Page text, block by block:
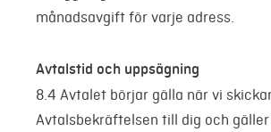
månadsavgift för varje adress.
Avtalstid och uppsägning
8.4 Avtalet börjar gälla när vi
Avtalsbekräftelsen till dig och